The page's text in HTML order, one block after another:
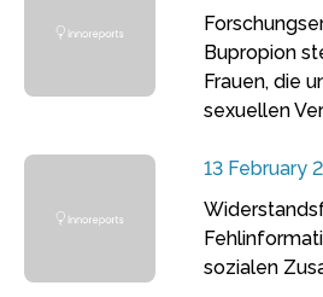
Bupropion
Frauen, die
sexuellen
13 February
sozialen